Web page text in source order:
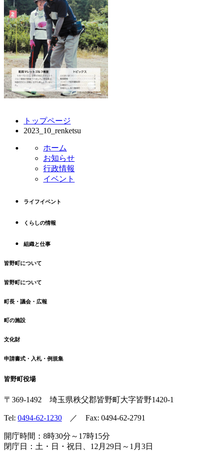
トップページ
2023_10_renketsu
ホーム
お知らせ
行政情報
イベント
ライフイベント
くらしの情報
組織と仕事
皆野町について
皆野町について
町長・議会・広報
町の施設
文化財
申請書式・入札・例規集
皆野町役場
〒369-1492 埼玉県秩父郡皆野町大字皆野1420-1
Tel: 0494-62-1230 ／ Fax: 0494-62-2791
開庁時間：8時30分～17時15分
閉庁日：土・日・祝日、12月29日～1月3日